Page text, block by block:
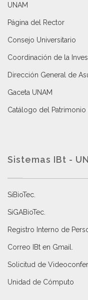
UNAM
Página del Rector
Consejo Universitario
Coordinación de la
Dirección General de
Gaceta UNAM
Catálogo del Patrimonio
Sistemas IBt -
SiBioTec
SiGABioTec.
Registro Interno de
Correo IBt en Gmail
Solicitud de
Unidad de Cómputo